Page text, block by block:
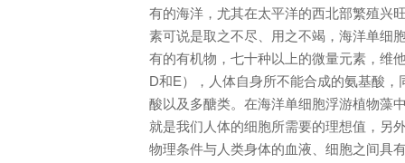
有的海洋，尤其在太平洋的西北部繁殖兴
素可说是取之不尽、用之不竭，海洋单细
有的有机物，七十种以上的微量元素，维
D和E），人体自身所不能合成的氨基酸
酸以及多醣类。在海洋单细胞浮游植物藻
就是我们人体的细胞所需要的理想值，另
物理条件与人类身体的血液、细胞之间具